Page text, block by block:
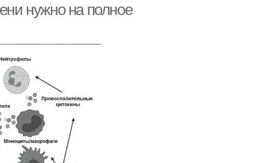
нужно на полное